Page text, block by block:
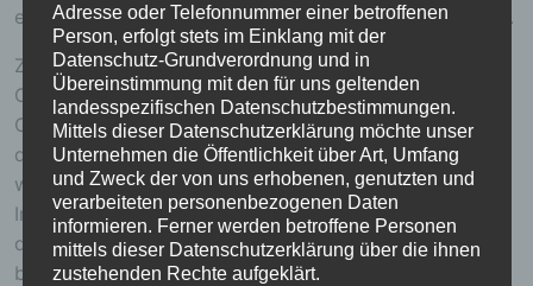
entsprechende Einstellung in Ihrem Browser verhindern.
Zahlreiche Internetseiten und Server verwenden
Cookies. Viele Cookies enthalten eine sogenannte
Cookie-ID. Eine Cookie-ID ist eine eindeutige Kennung
des Cookies. Sie besteht aus einer Zeichenfolge, durch
welche Internetseiten und Server dem konkreten
Internetbrowser zugeordnet werden können, in dem
das Cookie gespeichert wurde. Dies ermöglicht es den
besuchten Internetseiten und Servern, den individuellen
Adresse oder Telefonnummer einer betroffenen
Person, erfolgt stets im Einklang mit der
Datenschutz-Grundverordnung und in
Übereinstimmung mit den für uns geltenden
landesspezifischen Datenschutzbestimmungen.
Mittels dieser Datenschutzerklärung möchte unser
Unternehmen die Öffentlichkeit über Art, Umfang
und Zweck der von uns erhobenen, genutzten und
verarbeiteten personenbezogenen Daten
informieren. Ferner werden betroffene Personen
mittels dieser Datenschutzerklärung über die ihnen
zustehenden Rechte aufgeklärt.